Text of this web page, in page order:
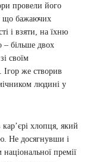
провели його
що бажаючих
і взяти, на їхню
– більше двох
своїм
Ігор же створив
людині у
хлопця, який
Не досягнувши і
премії